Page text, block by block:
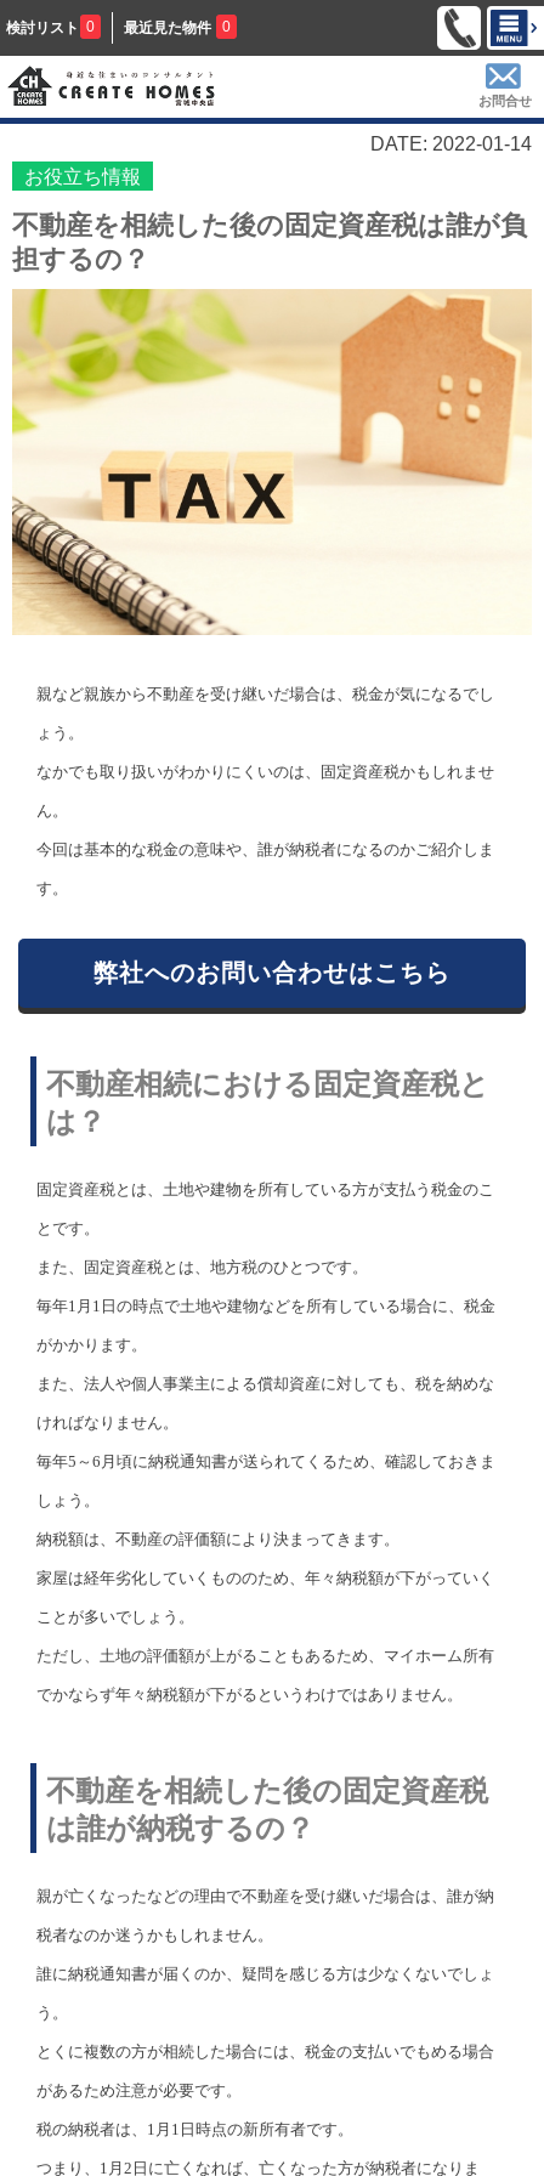
検討リスト 0 最近見た物件 0
お問合せ
DATE: 2022-01-14
お役立ち情報
不動産を相続した後の固定資産税は誰が負
担するの？
親など親族から不動産を受け継いだ場合は、税金が気になるでし
ょう。
なかでも取り扱いがわかりにくいのは、固定資産税かもしれませ
ん。
今回は基本的な税金の意味や、誰が納税者になるのかご紹介しま
す。
弊社へのお問い合わせはこちら
不動産相続における固定資産税と
は？
固定資産税とは、土地や建物を所有している方が支払う税金のこ
とです。
また、固定資産税とは、地方税のひとつです。
毎年1月1日の時点で土地や建物などを所有している場合に、税金
がかかります。
また、法人や個人事業主による償却資産に対しても、税を納めな
ければなりません。
毎年5～6月頃に納税通知書が送られてくるため、確認しておきま
しょう。
納税額は、不動産の評価額により決まってきます。
家屋は経年劣化していくもののため、年々納税額が下がっていく
ことが多いでしょう。
ただし、土地の評価額が上がることもあるため、マイホーム所有
でかならず年々納税額が下がるというわけではありません。
不動産を相続した後の固定資産税
は誰が納税するの？
親が亡くなったなどの理由で不動産を受け継いだ場合は、誰が納
税者なのか迷うかもしれません。
誰に納税通知書が届くのか、疑問を感じる方は少なくないでしょ
う。
とくに複数の方が相続した場合には、税金の支払いでもめる場合
があるため注意が必要です。
税の納税者は、1月1日時点の新所有者です。
つまり、1月2日に亡くなれば、亡くなった方が納税者になりま